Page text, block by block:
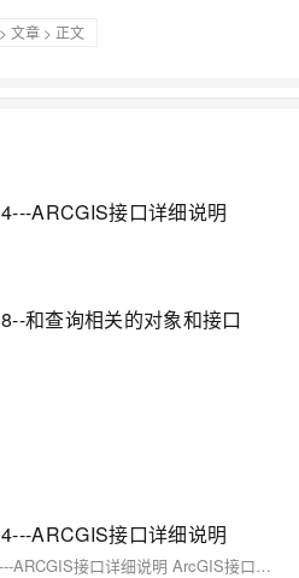
> 文章 > 正文
ARCGIS接口详细说明
和查询相关的对象和接口
ARCGIS接口详细说明
原文:ArcGIS Engine开发之旅04---ARCGIS接口详细说明 ArcGIS接口详细说明... 1 1. IField接口（esriGeoDatabase）... 2 2. IFieldEdit接口（esriGeoDatabase）.